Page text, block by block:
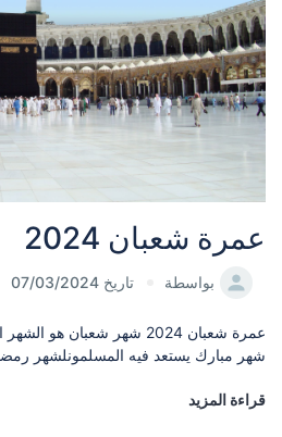
عمرة شعبان 2024
بواسطة تاريخ 07/03/2024
عمرة شعبان 2024 شهر شعبان
شهر مبارك يستعد فيه المسلمونلشهر
قراءة المزيد